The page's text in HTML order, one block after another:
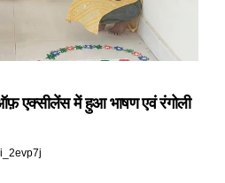
एक्सीलेंस में हुआ भाषण एवं रंगोली